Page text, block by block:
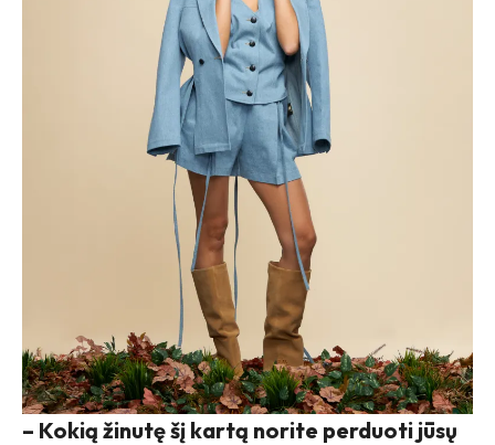
– Kokią žinutę šį kartą norite perduoti jūsų